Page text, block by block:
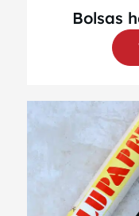
Bolsas